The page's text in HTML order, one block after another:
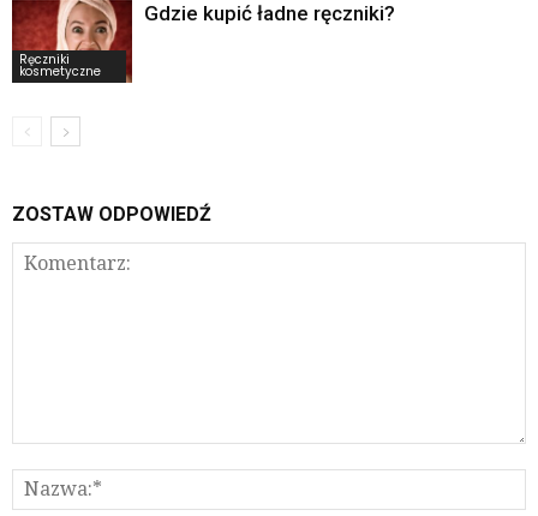
Ręczniki
kosmetyczne
Gdzie kupić ładne ręczniki?
ZOSTAW ODPOWIEDŹ